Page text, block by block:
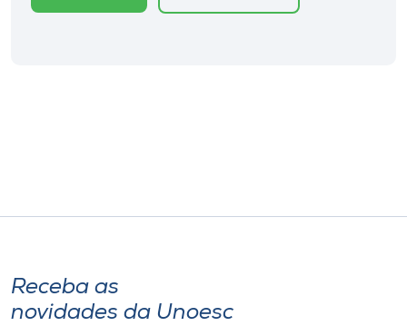
Receba as
novidades da Unoesc